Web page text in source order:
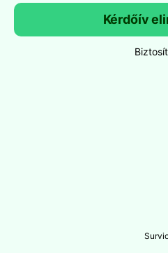
Kérdőív